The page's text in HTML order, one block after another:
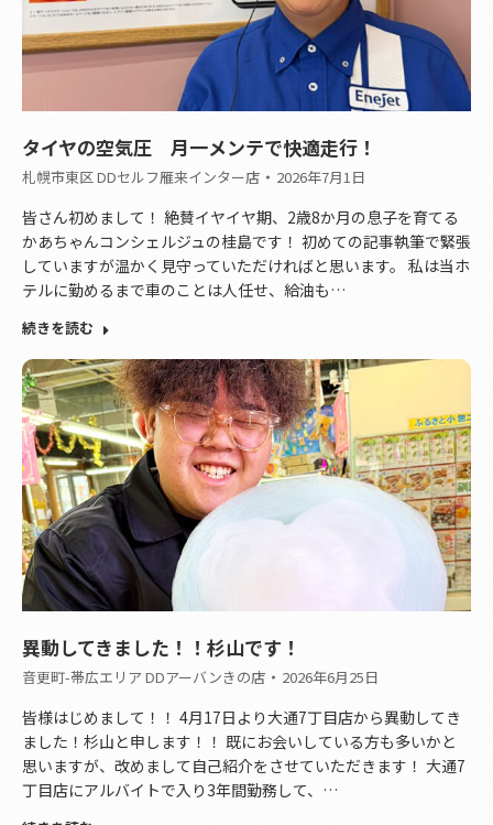
タイヤの空気圧 月一メンテで快適走行！
札幌市東区 DDセルフ雁来インター店 2026年7月1日
皆さん初めまして！ 絶賛イヤイヤ期、2歳8か月の息子を育てる
かあちゃんコンシェルジュの桂島です！ 初めての記事執筆で緊張
していますが温かく見守っていただければと思います。 私は当ホ
テルに勤めるまで車のことは人任せ、給油も…
続きを読む
異動してきました！！杉山です！
音更町-帯広エリア DDアーバンきの店 2026年6月25日
皆様はじめまして！！ 4月17日より大通7丁目店から異動してき
ました！杉山と申します！！ 既にお会いしている方も多いかと
思いますが、改めまして自己紹介をさせていただきます！ 大通7
丁目店にアルバイトで入り3年間勤務して、…